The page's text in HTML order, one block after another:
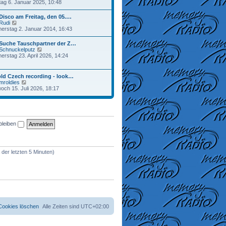
a
g
r
B
e
t
r
a
g
e
e
s
t
e
r
B
e
i
r
a
g
6. Januar 2025, 10:48
am Freitag, den 05.…
Rudi
e
e
s
t
e
B
e
i
t
r
a
2. Januar 2014, 16:43
Tauschpartner der Z…
e
s
t
r
B
t
r
a
23. April 2026, 14:24
Czech recording - look…
e
e
e
r
B
t
r
15. Juli 2026, 18:17
letzten 5 Minuten)
Alle Zeiten sind UTC+02:00
löschen